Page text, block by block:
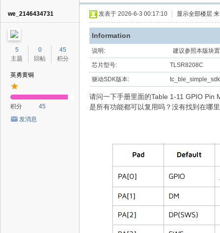
we_2146434731
5
主题
0
回帖
45
积分
英勇黄铜
积分
45
发消息
发表于 2026-6-3 00:17:10 显示全部楼层
Information
说明: 建议参照本版块
芯片型号: TLSR8208C
驱动SDK版本:
请问一下手册里面的Table 1-11 GPIO
是所有功能都可以复用吗？没有找到在哪